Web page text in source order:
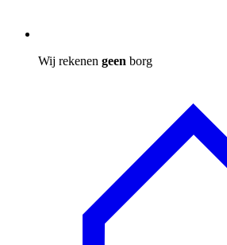
Wij rekenen geen borg